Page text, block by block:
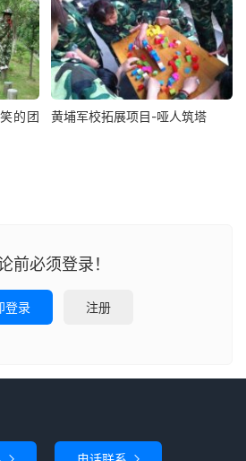
的团
黄埔军校拓展项目-哑人筑塔
前必须登录！
登录 注册